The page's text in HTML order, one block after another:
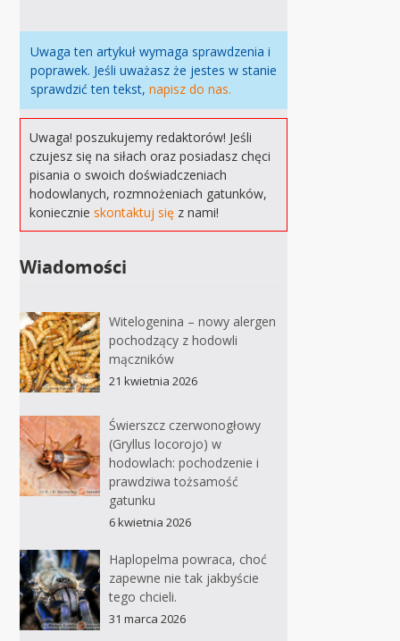
Uwaga ten artykuł wymaga sprawdzenia i
poprawek. Jeśli uważasz że jestes w stanie
sprawdzić ten tekst,napisz do nas.
Uwaga! poszukujemy redaktorów! Jeśli
czujesz się na siłach oraz posiadasz chęci
pisania o swoich doświadczeniach
hodowlanych, rozmnożeniach gatunków,
koniecznieskontaktuj się z nami!
Wiadomości
Witelogenina – nowy alergen
pochodzący z hodowli
mączników
21 kwietnia 2026
Świerszcz czerwonogłowy
(Gryllus locorojo) w
hodowlach: pochodzenie i
prawdziwa tożsamość
gatunku
6 kwietnia 2026
Haplopelma powraca, choć
zapewne nie tak jakbyście
tego chcieli.
31 marca 2026